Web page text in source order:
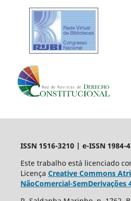
ISSN 1516-3210 | e-ISSN 1984-
Este trabalho está licenciado
Licença Creative Commons
NãoComercial-SemDerivações